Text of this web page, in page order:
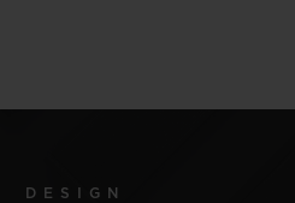
DESIGN